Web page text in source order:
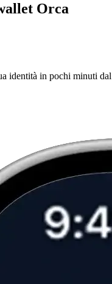
Orca
identità in pochi minuti dal